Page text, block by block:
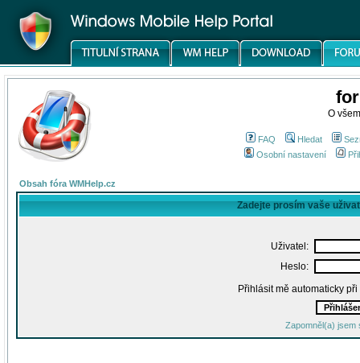
O
FAQ Hledat
Osobní nastavení
Obsah fóra WMHelp.cz
Zadejte prosím vaše
Uživatel:
Heslo:
Přihlásit mě automaticky
Zapomněl(a) jsem